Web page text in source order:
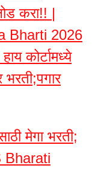
करा!! |
Bharti 2026
हाय कोर्टामध्ये
मेगा भरती;
Bharati